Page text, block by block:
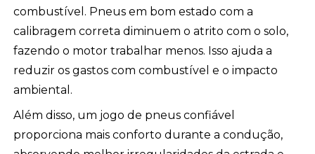
combustível. Pneus em bom estado com a
calibragem correta diminuem o atrito com o solo,
fazendo o motor trabalhar menos. Isso ajuda a
reduzir os gastos com combustível e o impacto
ambiental.
Além disso, um jogo de pneus confiável
proporciona mais conforto durante a condução,